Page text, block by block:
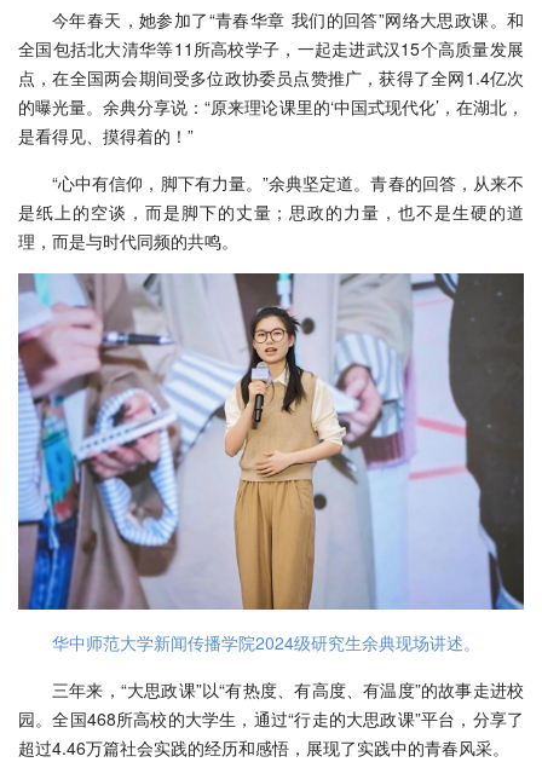
今年春天，她参加了“青春华章 我们的回答”网络大思政课。和
全国包括北大清华等11所高校学子，一起走进武汉15个高质量发展
点，在全国两会期间受多位政协委员点赞推广，获得了全网1.4亿次
的曝光量。余典分享说：“原来理论课里的‘中国式现代化’，在湖北，
是看得见、摸得着的！”
“心中有信仰，脚下有力量。”余典坚定道。青春的回答，从来不
是纸上的空谈，而是脚下的丈量；思政的力量，也不是生硬的道
理，而是与时代同频的共鸣。
华中师范大学新闻传播学院2024级研究生余典现场讲述。
三年来，“大思政课”以“有热度、有高度、有温度”的故事走进校
园。全国468所高校的大学生，通过“行走的大思政课”平台，分享了
超过4.46万篇社会实践的经历和感悟，展现了实践中的青春风采。